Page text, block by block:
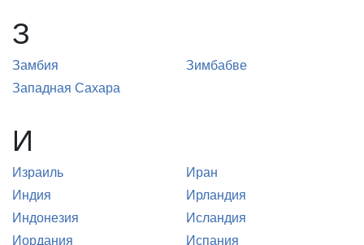
З
Замбия
Западная Сахара
Зимбабве
И
Израиль
Индия
Индонезия
Иордания
Иран
Ирландия
Исландия
Испания